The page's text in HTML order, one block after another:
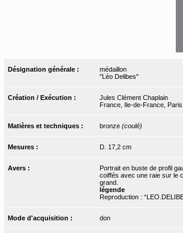
Désignation générale :
médaillon
"Léo Delibes"
Création / Exécution :
Jules Clément Chaplain
France, Ile-de-France, Paris
Matières et techniques : bronze (coulé)
Mesures : D. 17,2 cm
Avers :
Portrait en buste de profil
coiffés avec une raie sur le
grand.
légende
Reproduction :
Mode d'acquisition : don